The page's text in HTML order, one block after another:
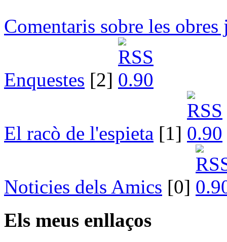
Comentaris sobre les obres
Enquestes [2]
El racò de l'espieta [1]
Noticies dels Amics [0]
Els meus enllaços